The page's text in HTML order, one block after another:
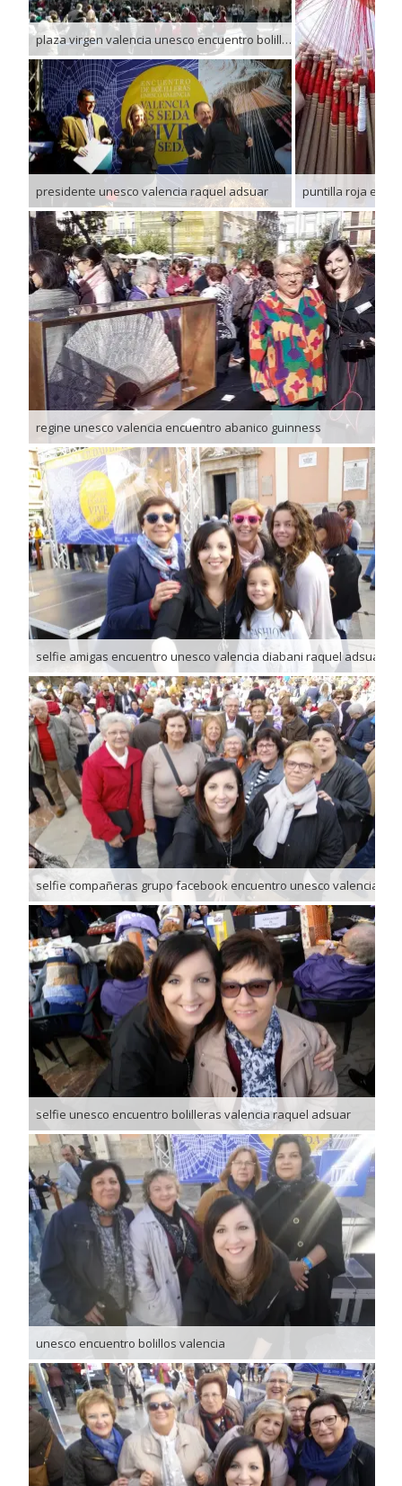
plaza virgen valencia unesco encuentro bolilleras
presidente unesco valencia raquel adsuar
regine unesco valencia encuentro abanico guinness
selfie amigas encuentro unesco valencia diabani raquel adsuar
selfie compañeras grupo facebook encuentro unesco valencia
selfie unesco encuentro bolilleras valencia raquel adsuar
unesco encuentro bolillos valencia